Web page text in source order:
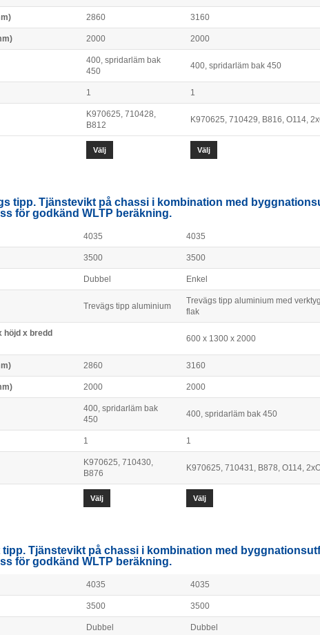
2860 3160
2000 2000
400, spridarläm bak
450
400, spridarläm bak 450
1 1
K970625, 710428,
B812
K970625, 710429, B816, O114,
Välj Välj
tipp. Tjänstevikt på chassi i kombination med
för godkänd WLTP beräkning.
4035 4035
3500 3500
Dubbel Enkel
Trevägs tipp aluminium
Trevägs tipp aluminium med
flak
höjd x bredd
600 x 1300 x 2000
2860 3160
2000 2000
400, spridarläm bak
450
400, spridarläm bak 450
1 1
K970625, 710430,
B876
K970625, 710431, B878, O114,
Välj Välj
tipp. Tjänstevikt på chassi i kombination med
för godkänd WLTP beräkning.
4035 4035
3500 3500
Dubbel Dubbel